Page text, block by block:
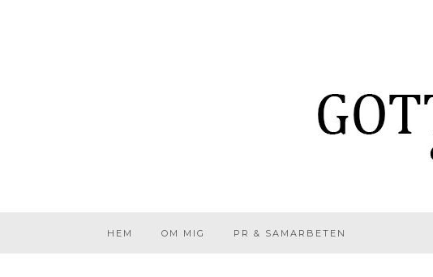
HEM OM MIG PR & SAMARBETEN